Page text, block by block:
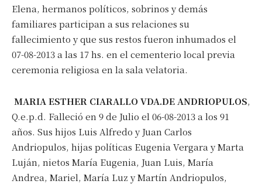
Elena, hermanos políticos, sobrinos y demás
familiares participan a sus relaciones su
fallecimiento y que sus restos fueron inhumados el
07-08-2013 a las 17 hs. en el cementerio local previa
ceremonia religiosa en la sala velatoria.
MARIA ESTHER CIARALLO VDA.DE ANDRIOPULOS,
Q.e.p.d. Falleció en 9 de Julio el 06-08-2013 a los 91
años. Sus hijos Luis Alfredo y Juan Carlos
Andriopulos, hijas políticas Eugenia Vergara y Marta
Luján, nietos María Eugenia, Juan Luis, María
Andrea, Mariel, María Luz y Martín Andriopulos,